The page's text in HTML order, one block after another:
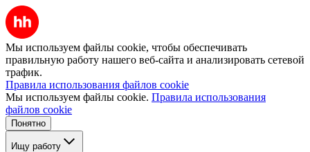
Мы используем файлы cookie, чтобы обеспечивать
правильную работу нашего веб-сайта и анализировать сетевой
трафик.
Правила использования файлов cookie
Мы используем файлы cookie. Правила использования
файлов cookie
Понятно
Ищу работу